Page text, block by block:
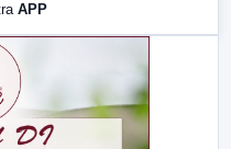
APP